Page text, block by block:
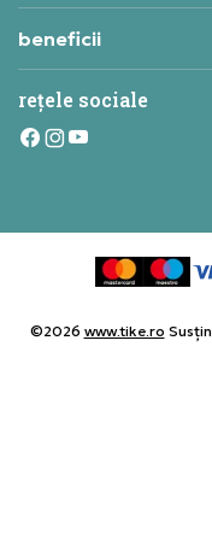
beneficii
rețele sociale
©2026 www.tike.ro